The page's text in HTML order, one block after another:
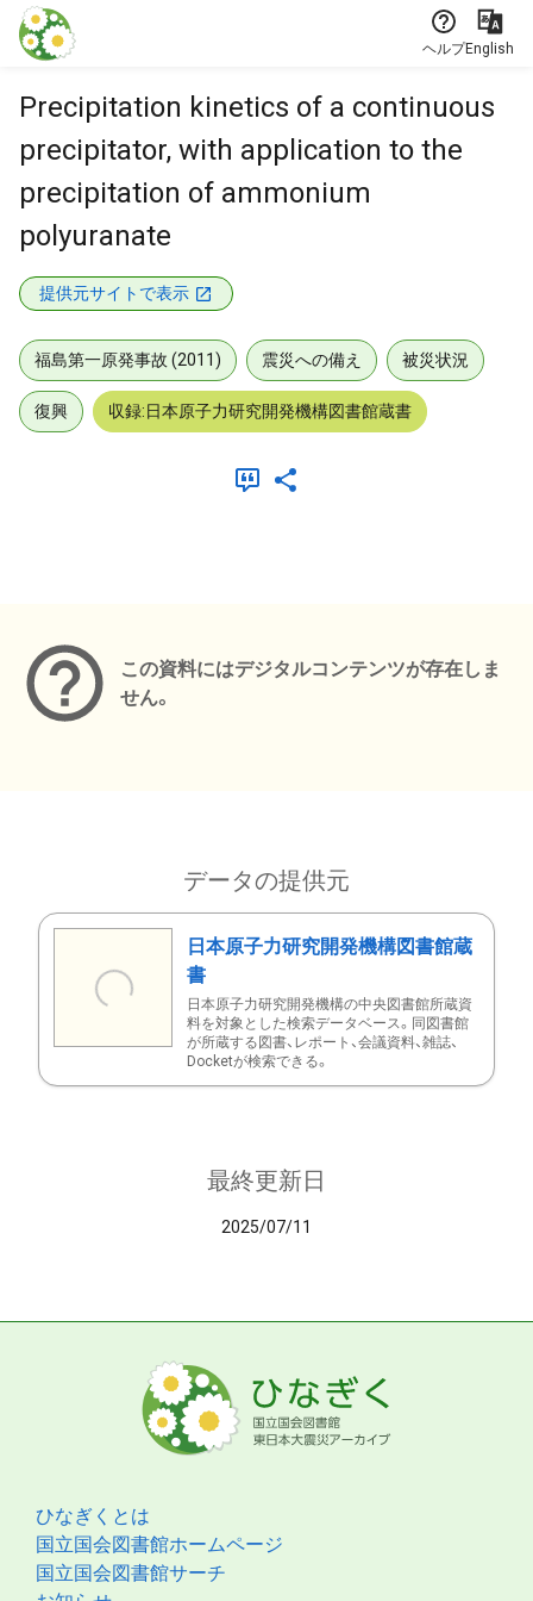
本文に飛ぶ
ヘルプEnglish
Precipitation kinetics of a continuous
precipitator, with application to the
precipitation of ammonium
polyuranate
提供元サイトで表示
福島第一原発事故 (2011) 震災への備え 被災状況
復興 収録:日本原子力研究開発機構図書館蔵書
この資料にはデジタルコンテンツが存在しま
せん。
データの提供元
日本原子力研究開発機構図書館蔵
書
日本原子力研究開発機構の中央図書館所蔵資
料を対象とした検索データベース。同図書館
が所蔵する図書、レポート、会議資料、雑誌、
Docketが検索できる。
最終更新日
2025/07/11
ひなぎくとは
国立国会図書館ホームページ
国立国会図書館サーチ